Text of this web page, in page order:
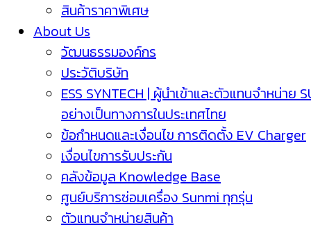
สินค้าราคาพิเศษ
About Us
วัฒนธรรมองค์กร
ประวัติบริษัท
ESS SYNTECH | ผู้นำเข้าและตัวแทนจำหน่าย
อย่างเป็นทางการในประเทศไทย
ข้อกำหนดและเงื่อนไข การติดตั้ง EV Charger
เงื่อนไขการรับประกัน
คลังข้อมูล Knowledge Base
ศูนย์บริการซ่อมเครื่อง Sunmi ทุกรุ่น
ตัวแทนจำหน่ายสินค้า